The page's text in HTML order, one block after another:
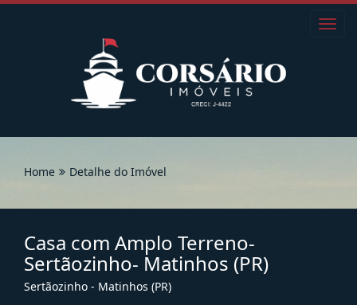
Home Detalhe do Imóvel
Casa com Amplo Terreno-
Sertãozinho- Matinhos (PR)
Sertãozinho - Matinhos (PR)